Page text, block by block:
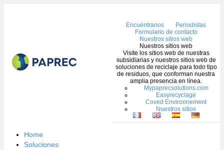
Encuéntranos
Periodistas
Formulario de contacto
Nuestros sitios web
Nuestros sitios web
Visite los sitios web de nuestras
subsidiarias y nuestros sitios web de
soluciones de reciclaje para todo tipo
de residuos, que conforman nuestra
amplia presencia en línea.
Mypaprecsolutions.com
Easyrecyclage
Coved Environnement
Nuestros sitios
Home
Soluciones